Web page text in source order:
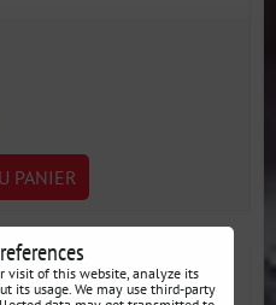
PANIER
- FIA
visit of this website, analyze its
its usage. We may use third-party